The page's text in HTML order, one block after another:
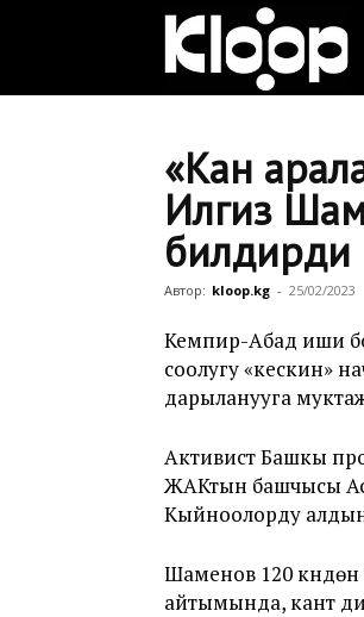
«Кан
Илгиз
билдирди
Автор: kloop.kg - 25/02/2023
Кемпир-Абад иши
соолугу «кескин»
дарыланууга
Активист Башкы
ЖАКтын башчысы
Кыйноолорду
Шаменов 120
айтымында, кант